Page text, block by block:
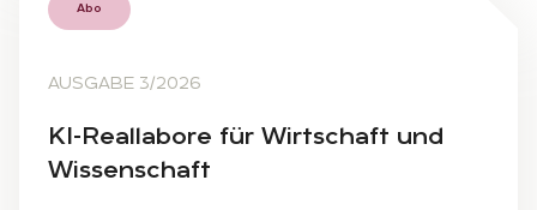
Abo
AUSGABE 3/2026
KI-Re­al­la­bo­re für Wirt­schaft und
Wis­sen­schaft